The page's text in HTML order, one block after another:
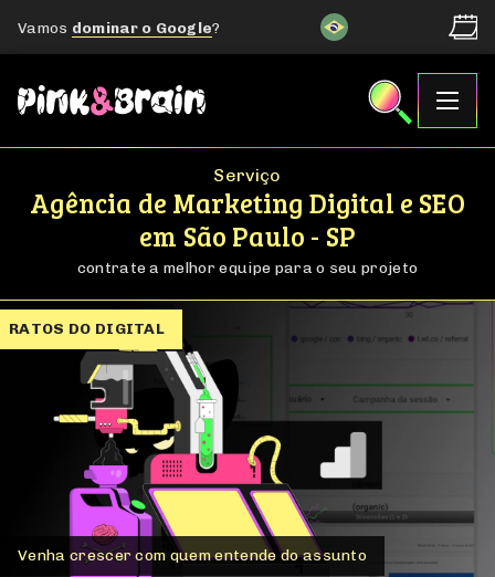
Vamos dominar o Google?
Serviço
Agência de Marketing Digital e SEO
em São Paulo - SP
contrate a melhor equipe para o seu projeto
SÃO PAULO - SP